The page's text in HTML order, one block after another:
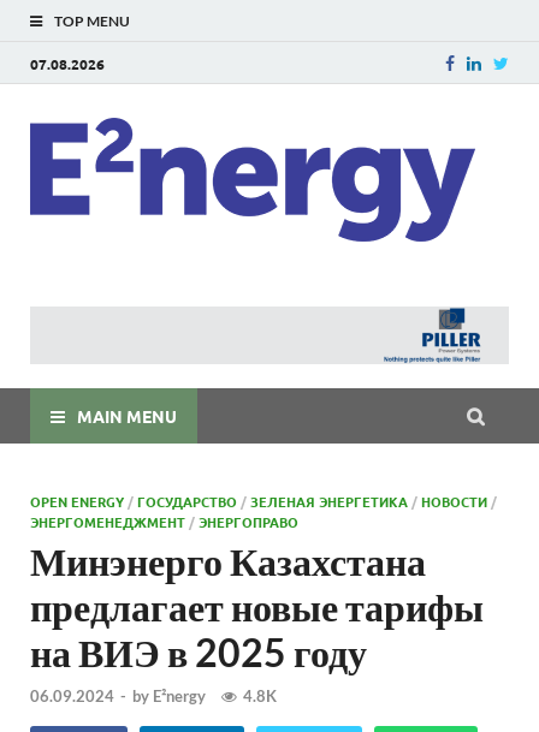
TOP MENU
07.08.2026
MAIN MENU
OPEN ENERGY /ГОСУДАРСТВО /ЗЕЛЕНАЯ ЭНЕРГЕТИКА /НОВОСТИ /
ЭНЕРГОМЕНЕДЖМЕНТ /ЭНЕРГОПРАВО
Минэнерго Казахстана
предлагает новые тарифы
на ВИЭ в 2025 году
06.09.2024 - by E²nergy 4.8K